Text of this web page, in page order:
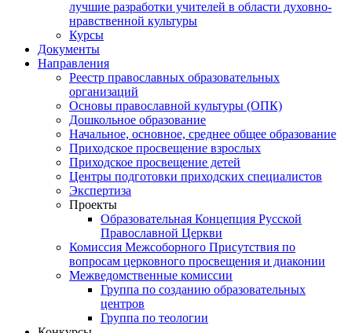
лучшие разработки учителей в области духовно-
нравственной культуры
Курсы
Документы
Направления
Реестр православных образовательных
организаций
Основы православной культуры (ОПК)
Дошкольное образование
Начальное, основное, среднее общее образование
Приходское просвещение взрослых
Приходское просвещение детей
Центры подготовки приходских специалистов
Экспертиза
Проекты
Образовательная Концепция Русской
Православной Церкви
Комиссия Межсоборного Присутствия по
вопросам церковного просвещения и диаконии
Межведомственные комиссии
Группа по созданию образовательных
центров
Группа по теологии